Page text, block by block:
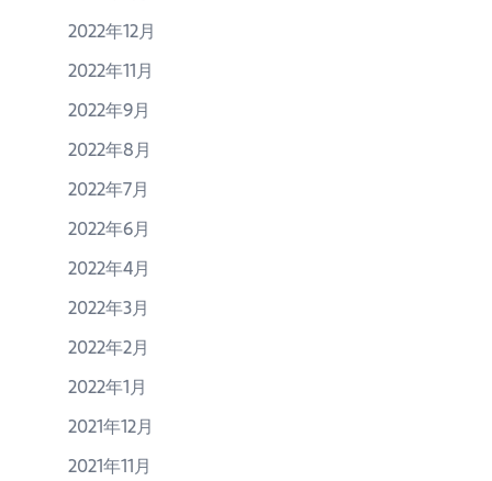
2022年12月
2022年11月
2022年9月
2022年8月
2022年7月
2022年6月
2022年4月
2022年3月
2022年2月
2022年1月
2021年12月
2021年11月